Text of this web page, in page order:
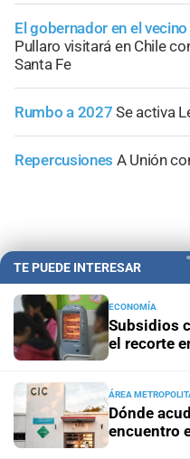
El gobernador en el
Pullaro visitará en Chile
Santa Fe
Rumbo a 2027 Se activa
Repercusiones A Unión
+ Área
TE PUEDE INTERESAR
ECONOMÍA
Subsidios
el recorte
ÁREA
Dónde
encuentro